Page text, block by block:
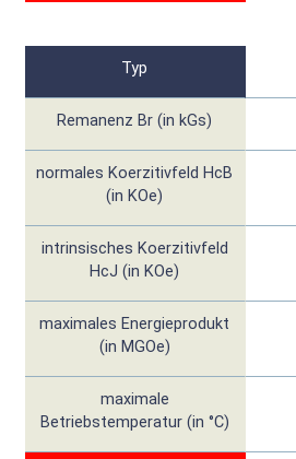
Typ
Remanenz Br (in kGs)
normales Koerzitivfeld HcB
(in KOe)
intrinsisches Koerzitivfeld
HcJ (in KOe)
maximales Energieprodukt
(in MGOe)
maximale
Betriebstemperatur (in °C)